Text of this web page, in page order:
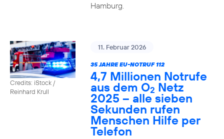
Hamburg.
Credits: iStock /
Reinhard Krull
11. Februar 2026
35 JAHRE EU-NOTRUF 112
4,7 Millionen Notrufe
aus dem O2 Netz
2025 – alle sieben
Sekunden rufen
Menschen Hilfe per
Telefon